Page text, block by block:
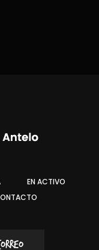
EN ACTIVO